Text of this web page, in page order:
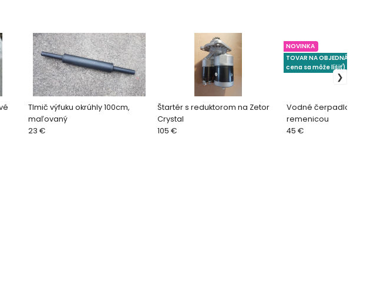
Tlmič výfuku okrúhly 100cm,
maľovaný
23 €
Štartér s reduktorom na Zetor
Crystal
105 €
Vodné čerpadlo 1
remenicou
NOVINKA
TOVAR NA OBJEDNÁVKU
cena sa môže líšiť)
45 €